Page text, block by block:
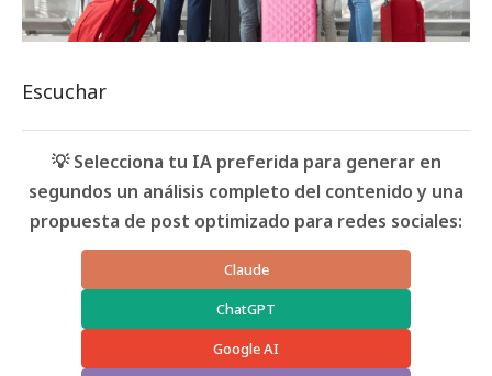
Escuchar
💡 Selecciona tu IA preferida para generar en
segundos un análisis completo del contenido y una
propuesta de post optimizado para redes sociales:
Claude
ChatGPT
Google AI